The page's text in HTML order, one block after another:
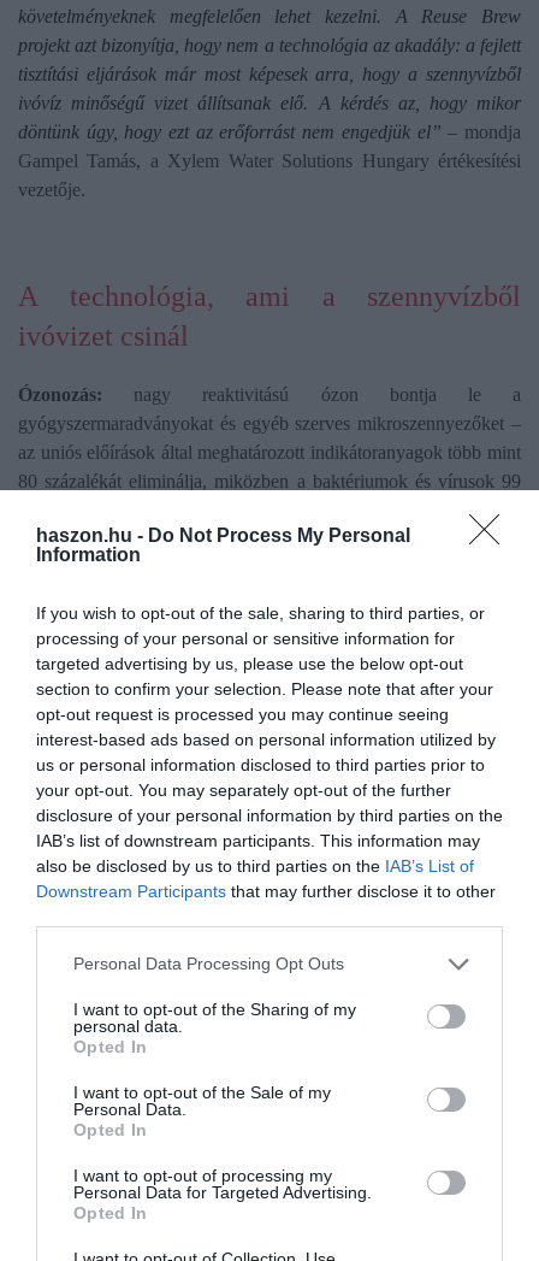
haszon.hu - Do Not Process My Personal
Information
If you wish to opt-out of the sale, sharing to third parties, or
processing of your personal or sensitive information for
targeted advertising by us, please use the below opt-out
section to confirm your selection. Please note that after your
opt-out request is processed you may continue seeing
interest-based ads based on personal information utilized by
us or personal information disclosed to third parties prior to
your opt-out. You may separately opt-out of the further
disclosure of your personal information by third parties on the
IAB’s list of downstream participants. This information may
also be disclosed by us to third parties on the IAB’s List of
Downstream Participants that may further disclose it to other
Please note that this website/app uses one or more Google
not limited to your visit or usage behaviour. You may click to
grant or deny consent to Google and its third-party tags to
use your data for below specified purposes in below Google
consent section.
Personal Data Processing Opt Outs
I want to opt-out of the Sharing of my
personal data.
Opted In
I want to opt-out of the Sale of my
Personal Data.
Opted In
I want to opt-out of processing my
Personal Data for Targeted Advertising.
Opted In
követelményeknek megfelelően lehet kezelni. A Reuse Brew
projekt azt bizonyítja, hogy nem a technológia az akadály: a fejlett
tisztítási eljárások már most képesek arra, hogy a szennyvízből
ivóvíz minőségű vizet állítsanak elő. A kérdés az, hogy mikor
döntünk úgy, hogy ezt az erőforrást nem engedjük el”– mondja
Gampel Tamás, a Xylem Water Solutions Hungary értékesítési
vezetője.
A technológia, ami a szennyvízből
ivóvizet csinál
Ózonozás: nagy reaktivitású ózon bontja le a
gyógyszermaradványokat és egyéb szerves mikroszennyezőket –
az uniós előírások által meghatározott indikátoranyagok több mint
80 százalékát eliminálja, miközben a baktériumok és vírusok 99
Biológiailag aktivált szénszűrés:
miközben adszorpcióval eltávolítja a maradék szerves
szennyezőket.
nagy nyomású membrán távolítja el az oldott sókat,
a mikroszennyezőket és a mikrobiológiai szennyeződéseket – az
energiaigényes fordított ozmózisnál hatékonyabban és
gazdaságosabban.
Ultraibolya-alapú fejlett oxidáció: hidrogén-peroxid és UV-
sugárzás kombinációjával hidroxilgyököket hoznak létre, amelyek
a maradék szennyezők további 90 százalékát és a kórokozók
99,9999 százalékát semlegesítik.
Olvasd el ezt is!
Lökd ide! Így változnak a sörfogyasztási szokások
Véget érhet a férfiuralom a söriparban